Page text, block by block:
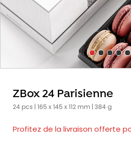
ZBox 24 Parisienne
24 pcs | 165 x 145 x 112 mm | 384 g
Profitez de la livraison offerte